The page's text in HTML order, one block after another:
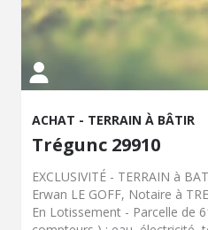
ACHAT - TERRAIN À BÂTIR
Trégunc 29910
EXCLUSIVITÉ - TERRAIN à
Erwan LE GOFF, Notaire à
En Lotissement - Parcelle de